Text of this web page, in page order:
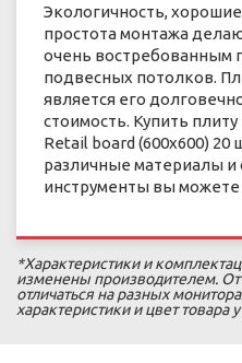
Экологичность,
простота монтажа
очень востребованным
подвесных потолков.
является его
стоимость. Купить
Retail board (600х600) 20
различные материалы и
инструменты вы можете
*Характеристики и
изменены производителем.
отличаться на разных
характеристики и цвет